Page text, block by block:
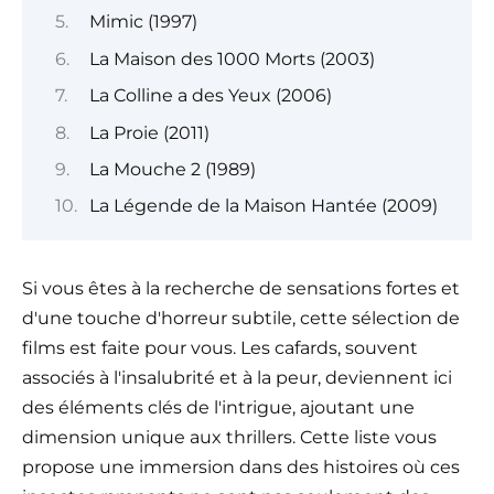
Mimic (1997)
La Maison des 1000 Morts (2003)
La Colline a des Yeux (2006)
La Proie (2011)
La Mouche 2 (1989)
La Légende de la Maison Hantée (2009)
Si vous êtes à la recherche de sensations fortes et
d'une touche d'horreur subtile, cette sélection de
films est faite pour vous. Les cafards, souvent
associés à l'insalubrité et à la peur, deviennent ici
des éléments clés de l'intrigue, ajoutant une
dimension unique aux thrillers. Cette liste vous
propose une immersion dans des histoires où ces